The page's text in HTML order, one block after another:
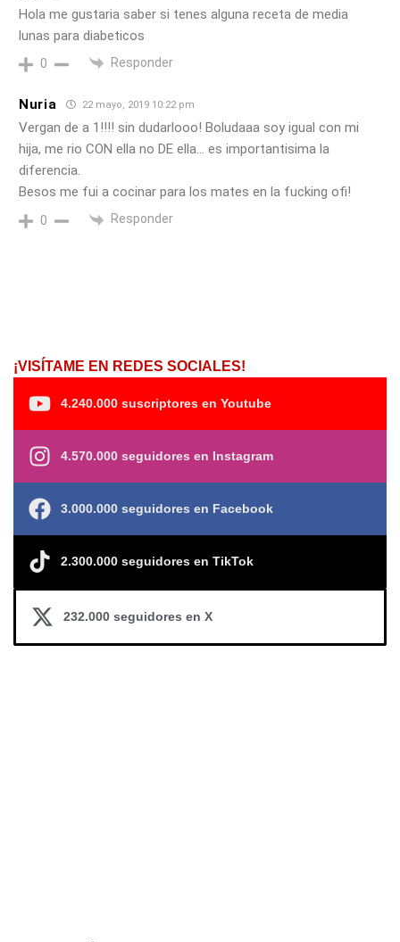
Hola me gustaria saber si tenes alguna receta de media
lunas para diabeticos
0 Responder
Nuria 22 mayo, 2019 10:22 pm
Vergan de a 1!!!! sin dudarlooo! Boludaaa soy igual con mi
hija, me rio CON ella no DE ella… es importantisima la
diferencia.
Besos me fui a cocinar para los mates en la fucking ofi!
0 Responder
¡VISÍTAME EN REDES SOCIALES!
4.240.000 suscriptores en Youtube
4.570.000 seguidores en Instagram
3.000.000 seguidores en Facebook
2.300.000 seguidores en TikTok
232.000 seguidores en X